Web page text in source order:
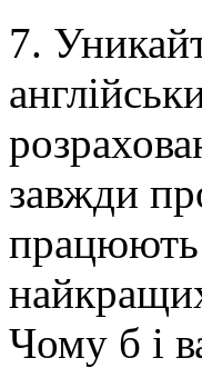
7.
завжди
працюють
Чому б і